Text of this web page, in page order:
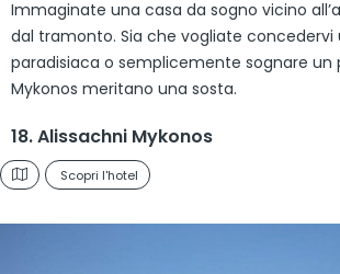
Immaginate una casa da sogno vicino
dal tramonto. Sia che vogliate concedervi
paradisiaca o semplicemente sognare un
Mykonos meritano una sosta.
18. Alissachni Mykonos
Scopri l'hotel